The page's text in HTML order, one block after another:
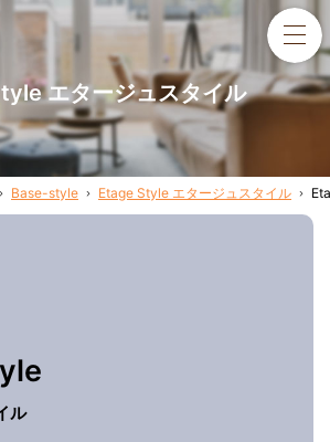
エタージュスタイル
Base-style Etage Style エタージュスタイル
ル